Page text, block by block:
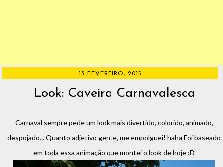
13 FEVEREIRO, 2015
Look: Caveira Carnavalesca
Carnaval sempre pede um look mais divertido, colorido, animado,
despojado... Quanto adjetivo gente, me empolguei! haha Foi baseado
em toda essa animação que montei o look de hoje :D